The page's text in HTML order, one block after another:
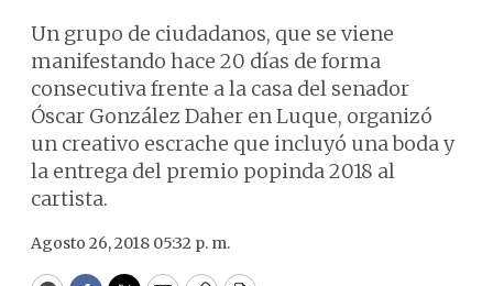
Un grupo de ciudadanos, que se viene
manifestando hace 20 días de forma
consecutiva frente a la casa del senador
Óscar González Daher en Luque, organizó
un creativo escrache que incluyó una boda y
la entrega del premio popinda 2018 al
cartista.
Agosto 26, 2018 05:32 p. m.